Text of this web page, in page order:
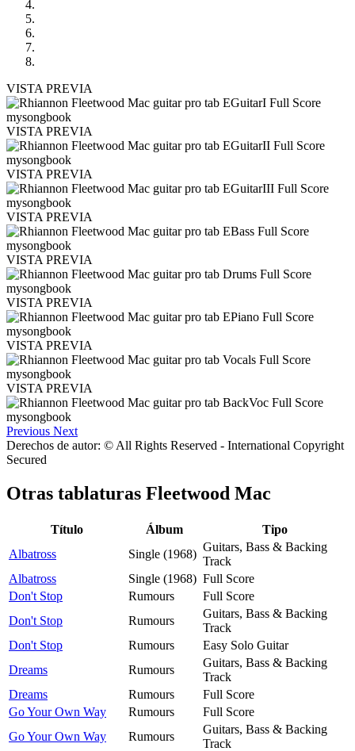
VISTA PREVIA
VISTA PREVIA
VISTA PREVIA
VISTA PREVIA
VISTA PREVIA
VISTA PREVIA
VISTA PREVIA
VISTA PREVIA
Previous Next
Derechos de autor: © All Rights Reserved - International Copyright
Secured
Otras tablaturas Fleetwood Mac
Título Álbum
Tipo
Albatross
Single (1968)
Guitars, Bass & Backing
Track
Albatross
Single (1968) Full Score
Don't Stop
Rumours
Full Score
Don't Stop
Rumours
Guitars, Bass & Backing
Track
Don't Stop
Rumours
Easy Solo Guitar
Dreams
Rumours
Guitars, Bass & Backing
Track
Dreams
Rumours
Full Score
Go Your Own Way
Rumours
Full Score
Go Your Own Way
Rumours
Guitars, Bass & Backing
Track